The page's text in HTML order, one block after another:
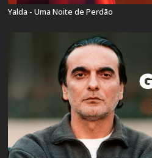
Yalda - Uma Noite de Perdão